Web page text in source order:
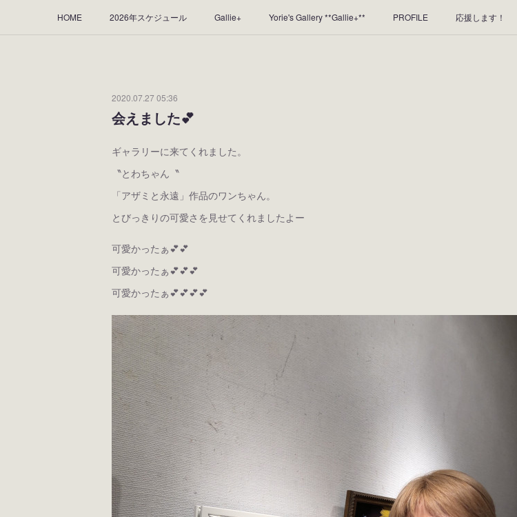
HOME 2026年スケジュール Gallie+ Yorie's Gallery **Gallie+** PROFILE 応援します！
2020.07.27 05:36
会えました💕
ギャラリーに来てくれました。
〝とわちゃん〝
「アザミと永遠」作品のワンちゃん。
とびっきりの可愛さを見せてくれましたよー
可愛かったぁ💕💕
可愛かったぁ💕💕💕
可愛かったぁ💕💕💕💕